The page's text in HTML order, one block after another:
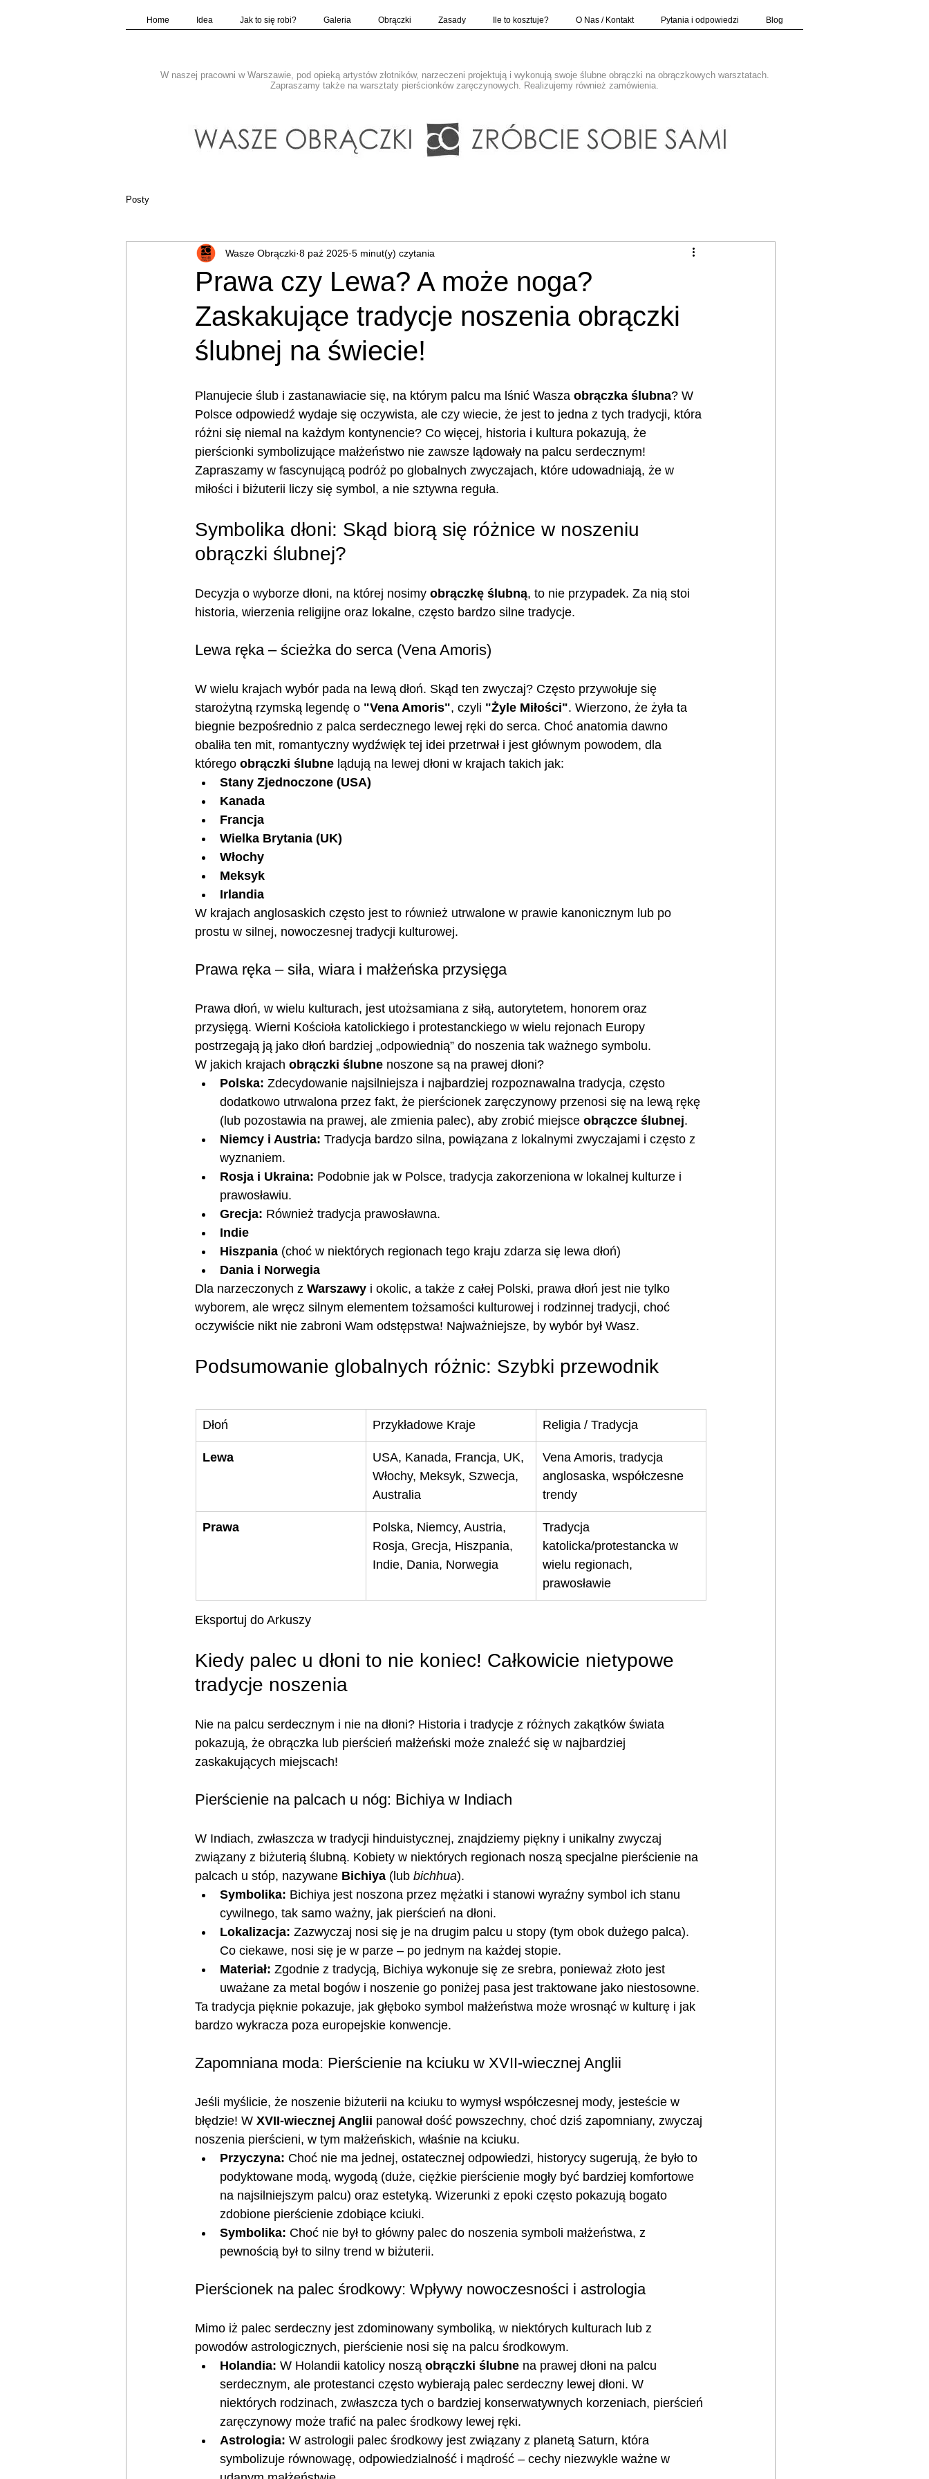
Home Idea Jak to się robi? Galeria Obrączki Zasady Ile to kosztuje? O Nas / Kontakt Pytania i odpowiedzi Blog
W naszej pracowni w Warszawie, pod opieką artystów złotników, narzeczeni projektują i wykonują swoje ślubne obrączki na obrączkowych warsztatach.
Zapraszamy także na warsztaty pierścionków zaręczynowych. Realizujemy również zamówienia.
Posty
Prawa czy Lewa? A może noga?
Zaskakujące tradycje noszenia obrączki
ślubnej na świecie!
Wasze Obrączki 8 paź 2025 5 minut(y) czytania
Planujecie ślub i zastanawiacie się, na którym palcu ma lśnić Wasza obrączka ślubna? W
Polsce odpowiedź wydaje się oczywista, ale czy wiecie, że jest to jedna z tych tradycji, która
różni się niemal na każdym kontynencie? Co więcej, historia i kultura pokazują, że
pierścionki symbolizujące małżeństwo nie zawsze lądowały na palcu serdecznym!
Zapraszamy w fascynującą podróż po globalnych zwyczajach, które udowadniają, że w
miłości i biżuterii liczy się symbol, a nie sztywna reguła.
Symbolika dłoni: Skąd biorą się różnice w noszeniu
obrączki ślubnej?
Decyzja o wyborze dłoni, na której nosimy obrączkę ślubną, to nie przypadek. Za nią stoi
historia, wierzenia religijne oraz lokalne, często bardzo silne tradycje.
Lewa ręka – ścieżka do serca (Vena Amoris)
W wielu krajach wybór pada na lewą dłoń. Skąd ten zwyczaj? Często przywołuje się
starożytną rzymską legendę o "Vena Amoris", czyli "Żyle Miłości". Wierzono, że żyła ta
biegnie bezpośrednio z palca serdecznego lewej ręki do serca. Choć anatomia dawno
obaliła ten mit, romantyczny wydźwięk tej idei przetrwał i jest głównym powodem, dla
którego obrączki ślubne lądują na lewej dłoni w krajach takich jak:
Stany Zjednoczone (USA)
Kanada
Francja
Wielka Brytania (UK)
Włochy
Meksyk
Irlandia
W krajach anglosaskich często jest to również utrwalone w prawie kanonicznym lub po
prostu w silnej, nowoczesnej tradycji kulturowej.
Prawa ręka – siła, wiara i małżeńska przysięga
Prawa dłoń, w wielu kulturach, jest utożsamiana z siłą, autorytetem, honorem oraz
przysięgą. Wierni Kościoła katolickiego i protestanckiego w wielu rejonach Europy
postrzegają ją jako dłoń bardziej „odpowiednią” do noszenia tak ważnego symbolu.
W jakich krajach obrączki ślubne noszone są na prawej dłoni?
Polska: Zdecydowanie najsilniejsza i najbardziej rozpoznawalna tradycja, często
dodatkowo utrwalona przez fakt, że pierścionek zaręczynowy przenosi się na lewą rękę
(lub pozostawia na prawej, ale zmienia palec), aby zrobić miejsce obrączce ślubnej.
Niemcy i Austria: Tradycja bardzo silna, powiązana z lokalnymi zwyczajami i często z
wyznaniem.
Rosja i Ukraina: Podobnie jak w Polsce, tradycja zakorzeniona w lokalnej kulturze i
prawosławiu.
Grecja: Również tradycja prawosławna.
Indie
Hiszpania (choć w niektórych regionach tego kraju zdarza się lewa dłoń)
Dania i Norwegia
Dla narzeczonych z Warszawy i okolic, a także z całej Polski, prawa dłoń jest nie tylko
wyborem, ale wręcz silnym elementem tożsamości kulturowej i rodzinnej tradycji, choć
oczywiście nikt nie zabroni Wam odstępstwa! Najważniejsze, by wybór był Wasz.
Podsumowanie globalnych różnic: Szybki przewodnik
Dłoń Przykładowe Kraje Religia / Tradycja
Lewa
USA, Kanada, Francja, UK,
Włochy, Meksyk, Szwecja,
Australia
Vena Amoris, tradycja
anglosaska, współczesne
trendy
Prawa
Polska, Niemcy, Austria,
Rosja, Grecja, Hiszpania,
Indie, Dania, Norwegia
Tradycja
katolicka/protestancka w
wielu regionach,
prawosławie
Eksportuj do Arkuszy
Kiedy palec u dłoni to nie koniec! Całkowicie nietypowe
tradycje noszenia
Nie na palcu serdecznym i nie na dłoni? Historia i tradycje z różnych zakątków świata
pokazują, że obrączka lub pierścień małżeński może znaleźć się w najbardziej
zaskakujących miejscach!
Pierścienie na palcach u nóg: Bichiya w Indiach
W Indiach, zwłaszcza w tradycji hinduistycznej, znajdziemy piękny i unikalny zwyczaj
związany z biżuterią ślubną. Kobiety w niektórych regionach noszą specjalne pierścienie na
palcach u stóp, nazywane Bichiya (lub bichhua).
Symbolika: Bichiya jest noszona przez mężatki i stanowi wyraźny symbol ich stanu
cywilnego, tak samo ważny, jak pierścień na dłoni.
Lokalizacja: Zazwyczaj nosi się je na drugim palcu u stopy (tym obok dużego palca).
Co ciekawe, nosi się je w parze – po jednym na każdej stopie.
Materiał: Zgodnie z tradycją, Bichiya wykonuje się ze srebra, ponieważ złoto jest
uważane za metal bogów i noszenie go poniżej pasa jest traktowane jako niestosowne.
Ta tradycja pięknie pokazuje, jak głęboko symbol małżeństwa może wrosnąć w kulturę i jak
bardzo wykracza poza europejskie konwencje.
Zapomniana moda: Pierścienie na kciuku w XVII-wiecznej Anglii
Jeśli myślicie, że noszenie biżuterii na kciuku to wymysł współczesnej mody, jesteście w
błędzie! W XVII-wiecznej Anglii panował dość powszechny, choć dziś zapomniany, zwyczaj
noszenia pierścieni, w tym małżeńskich, właśnie na kciuku.
Przyczyna: Choć nie ma jednej, ostatecznej odpowiedzi, historycy sugerują, że było to
podyktowane modą, wygodą (duże, ciężkie pierścienie mogły być bardziej komfortowe
na najsilniejszym palcu) oraz estetyką. Wizerunki z epoki często pokazują bogato
zdobione pierścienie zdobiące kciuki.
Symbolika: Choć nie był to główny palec do noszenia symboli małżeństwa, z
pewnością był to silny trend w biżuterii.
Pierścionek na palec środkowy: Wpływy nowoczesności i astrologia
Mimo iż palec serdeczny jest zdominowany symboliką, w niektórych kulturach lub z
powodów astrologicznych, pierścienie nosi się na palcu środkowym.
Holandia: W Holandii katolicy noszą obrączki ślubne na prawej dłoni na palcu
serdecznym, ale protestanci często wybierają palec serdeczny lewej dłoni. W
niektórych rodzinach, zwłaszcza tych o bardziej konserwatywnych korzeniach, pierścień
zaręczynowy może trafić na palec środkowy lewej ręki.
Astrologia: W astrologii palec środkowy jest związany z planetą Saturn, która
symbolizuje równowagę, odpowiedzialność i mądrość – cechy niezwykle ważne w